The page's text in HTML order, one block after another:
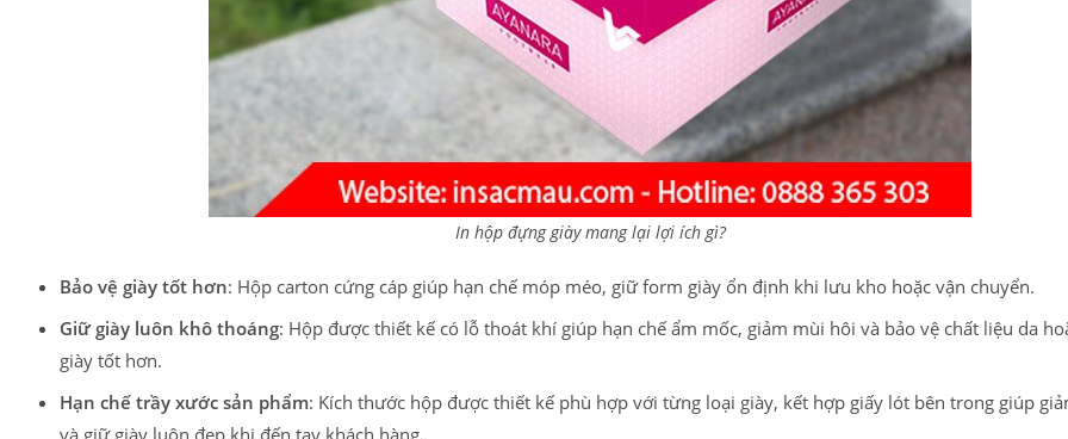
In hộp đựng giày mang lại lợi ích gì?
Bảo vệ giày tốt hơn: Hộp carton cứng cáp giúp hạn chế móp méo, giữ form giày ổn định khi lưu kho hoặc vận chuyển.
Giữ giày luôn khô thoáng: Hộp được thiết kế có lỗ thoát khí giúp hạn chế ẩm mốc, giảm mùi hôi và bảo vệ chất liệu da
giày tốt hơn.
Hạn chế trầy xước sản phẩm: Kích thước hộp được thiết kế phù hợp với từng loại giày, kết hợp giấy lót bên trong giúp